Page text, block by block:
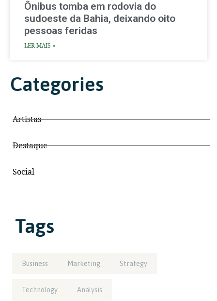
Ônibus tomba em rodovia do
sudoeste da Bahia, deixando oito
pessoas feridas
LER MAIS »
Categories
Artistas
Destaque
Social
Tags
Business Marketing Strategy
Technology Analysis